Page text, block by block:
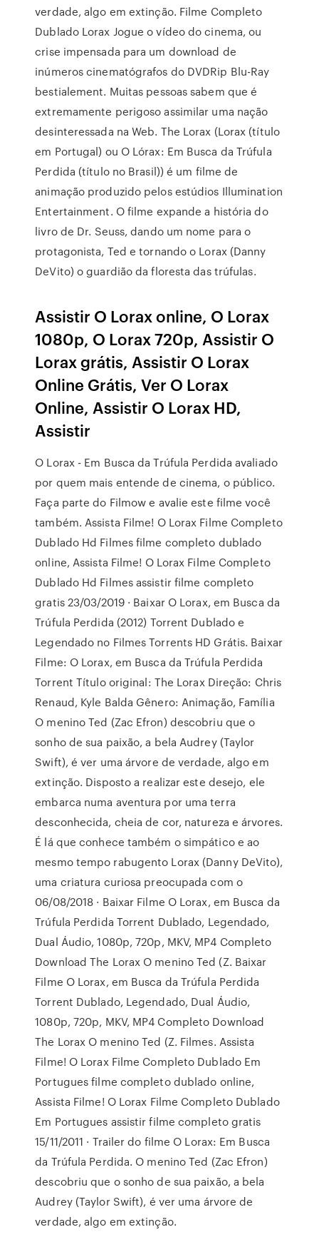
verdade, algo em extinção. Filme Completo
Dublado Lorax Jogue o vídeo do cinema, ou
crise impensada para um download de
inúmeros cinematógrafos do DVDRip Blu-Ray
bestialement. Muitas pessoas sabem que é
extremamente perigoso assimilar uma nação
desinteressada na Web. The Lorax (Lorax (título
em Portugal) ou O Lórax: Em Busca da Trúfula
Perdida (título no Brasil)) é um filme de
animação produzido pelos estúdios Illumination
Entertainment. O filme expande a história do
livro de Dr. Seuss, dando um nome para o
protagonista, Ted e tornando o Lorax (Danny
DeVito) o guardião da floresta das trúfulas.
Assistir O Lorax online, O Lorax
1080p, O Lorax 720p, Assistir O
Lorax grátis, Assistir O Lorax
Online Grátis, Ver O Lorax
Online, Assistir O Lorax HD,
Assistir
O Lorax - Em Busca da Trúfula Perdida avaliado
por quem mais entende de cinema, o público.
Faça parte do Filmow e avalie este filme você
também. Assista Filme! O Lorax Filme Completo
Dublado Hd Filmes filme completo dublado
online, Assista Filme! O Lorax Filme Completo
Dublado Hd Filmes assistir filme completo
gratis 23/03/2019 · Baixar O Lorax, em Busca da
Trúfula Perdida (2012) Torrent Dublado e
Legendado no Filmes Torrents HD Grátis. Baixar
Filme: O Lorax, em Busca da Trúfula Perdida
Torrent Título original: The Lorax Direção: Chris
Renaud, Kyle Balda Gênero: Animação, Família
O menino Ted (Zac Efron) descobriu que o
sonho de sua paixão, a bela Audrey (Taylor
Swift), é ver uma árvore de verdade, algo em
extinção. Disposto a realizar este desejo, ele
embarca numa aventura por uma terra
desconhecida, cheia de cor, natureza e árvores.
É lá que conhece também o simpático e ao
mesmo tempo rabugento Lorax (Danny DeVito),
uma criatura curiosa preocupada com o
06/08/2018 · Baixar Filme O Lorax, em Busca da
Trúfula Perdida Torrent Dublado, Legendado,
Dual Áudio, 1080p, 720p, MKV, MP4 Completo
Download The Lorax O menino Ted (Z. Baixar
Filme O Lorax, em Busca da Trúfula Perdida
Torrent Dublado, Legendado, Dual Áudio,
1080p, 720p, MKV, MP4 Completo Download
The Lorax O menino Ted (Z. Filmes. Assista
Filme! O Lorax Filme Completo Dublado Em
Portugues filme completo dublado online,
Assista Filme! O Lorax Filme Completo Dublado
Em Portugues assistir filme completo gratis
15/11/2011 · Trailer do filme O Lorax: Em Busca
da Trúfula Perdida. O menino Ted (Zac Efron)
descobriu que o sonho de sua paixão, a bela
Audrey (Taylor Swift), é ver uma árvore de
verdade, algo em extinção.